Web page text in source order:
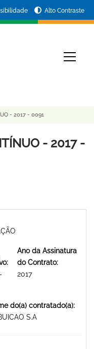
Alto Contraste
- 2017 - 0091
- 2017 -
Ano da Assinatura
do Contrato:
2017
do(a) contratado(a):
S.A